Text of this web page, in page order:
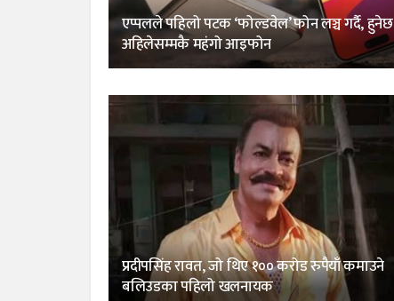
एप्पलले पहिलो पटक ‘फोल्डवेल’ फोन लञ्च गर्दै, हुनेछ
अहिलेसम्मकै महंगो आइफोन
प्रदीपसिंह रावत, जो थिए १०० करोड रुपैयाँ कमाउने
बलिउडका पहिलो खलनायक